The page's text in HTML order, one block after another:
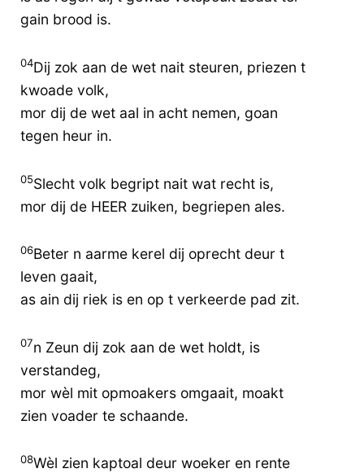
gain brood is.
04Dij zok aan de wet nait steuren, priezen t
kwoade volk,
mor dij de wet aal in acht nemen, goan
tegen heur in.
05Slecht volk begript nait wat recht is,
mor dij de HEER zuiken, begriepen ales.
06Beter n aarme kerel dij oprecht deur t
leven gaait,
as ain dij riek is en op t verkeerde pad zit.
07n Zeun dij zok aan de wet holdt, is
verstandeg,
mor wèl mit opmoakers omgaait, moakt
zien voader te schaande.
08Wèl zien kaptoal deur woeker en rente